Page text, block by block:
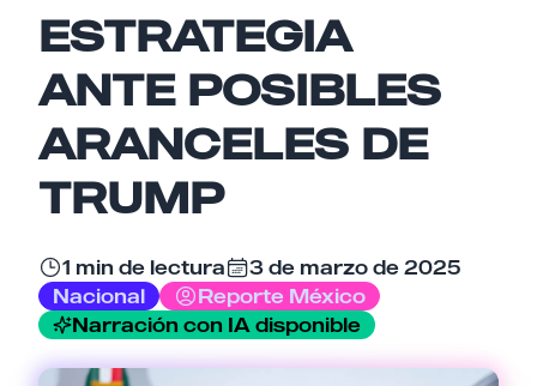
ESTRATEGIA
ANTE POSIBLES
ARANCELES DE
TRUMP
1 min de lectura
3 de marzo de 2025
Nacional
Reporte México
Narración con IA disponible
Nombre